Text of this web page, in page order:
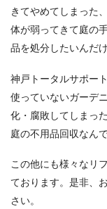
きてやめてしまった、
体が弱ってきて庭の
品を処分したいんだ
神戸トータルサポー
使っていないガーデ
化・腐敗してしまっ
庭の不用品回収なん
この他にも様々なリ
ております。是非、
さい。